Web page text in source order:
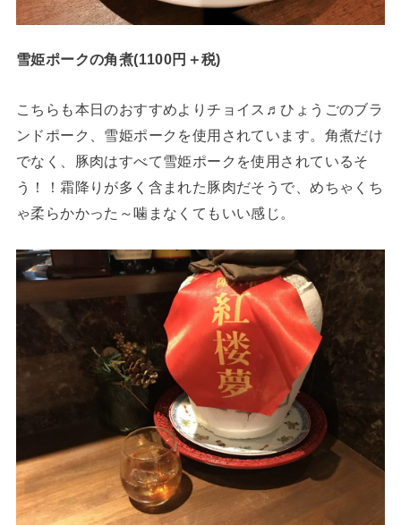
雪姫ポークの角煮(1100円＋税)
こちらも本日のおすすめよりチョイス♬ひょうごのブラ
ンドポーク、雪姫ポークを使用されています。角煮だけ
でなく、豚肉はすべて雪姫ポークを使用されているそ
う！！霜降りが多く含まれた豚肉だそうで、めちゃくち
ゃ柔らかかった～噛まなくてもいい感じ。